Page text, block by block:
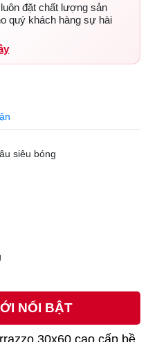
đặt chất lượng sản
quý khách hàng sự hài
siêu bóng
NỔI BẬT
30x60 cao cấp bề